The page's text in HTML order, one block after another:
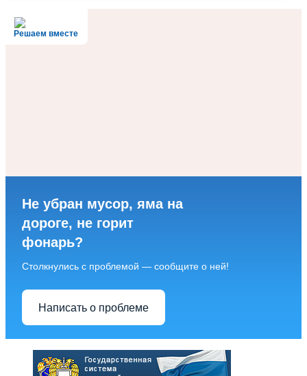
Решаем вместе
Не убран мусор, яма на
дороге, не горит
фонарь?
Столкнулись с проблемой — сообщите о ней!
Написать о проблеме